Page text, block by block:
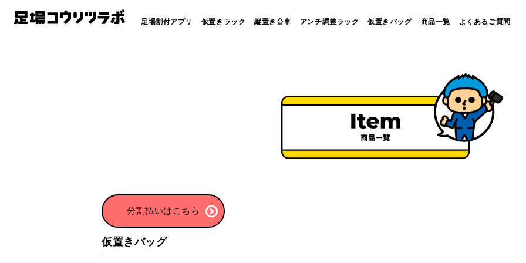
足場割付アプリ 仮置きラック 縦置き台車 アンチ調整ラック 仮置きバッグ 商品一覧 よくあるご質問
分割払いはこちら
仮置きバッグ